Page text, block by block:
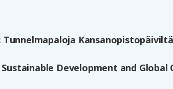
Tunnelmapaloja
Development and Global